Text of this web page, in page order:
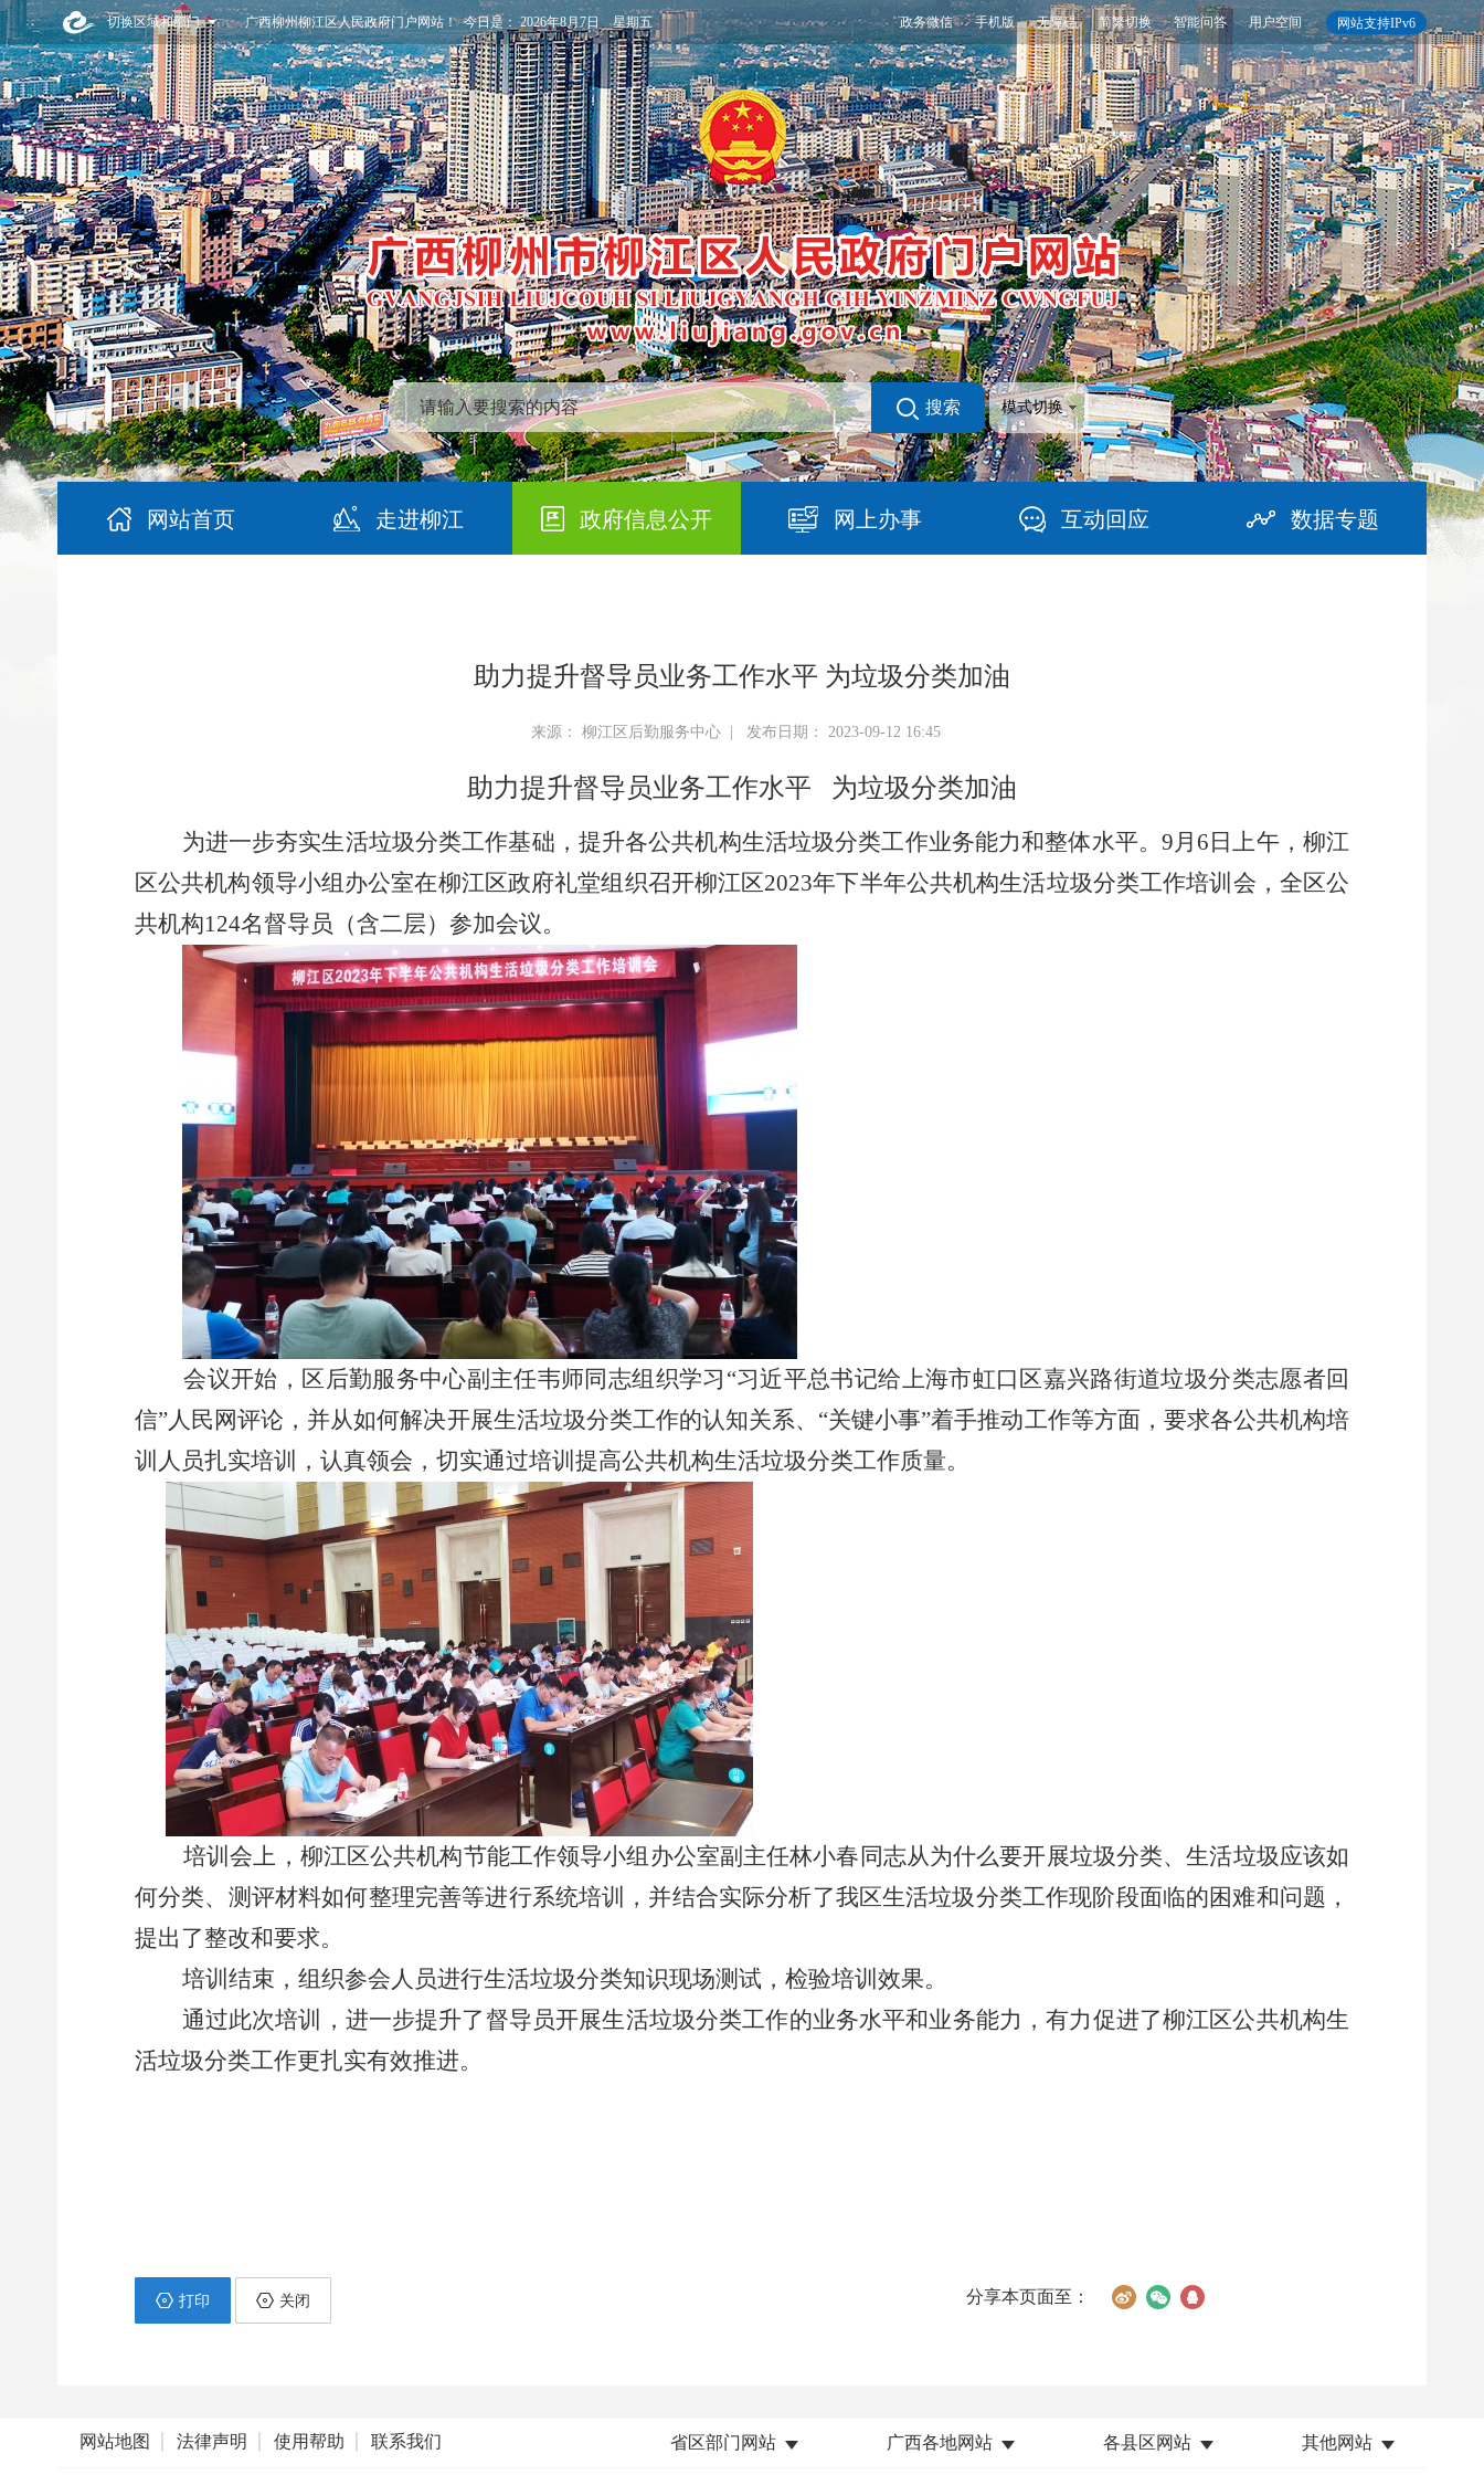
切换区域和部门 网站支持IPv6
政务微信 手机版 无障碍 简繁切换 智能问答 用户空间
广西柳州柳江区人民政府门户网站！ 今日是：2026年8月7日 星期五
搜索 模式切换
网站首页 走进柳江 政府信息公开 网上办事 互动回应 数据专题
助力提升督导员业务工作水平 为垃圾分类加油
来源： 柳江区后勤服务中心 | 发布日期： 2023-09-12 16:45
助力提升督导员业务工作水平 为垃圾分类加油
为进一步夯实生活垃圾分类工作基础，提升各公共机构生活垃圾分类工作业务能力和整体水平。9月6日上午，柳江
区公共机构领导小组办公室在柳江区政府礼堂组织召开柳江区2023年下半年公共机构生活垃圾分类工作培训会，全区公
共机构124名督导员（含二层）参加会议。
会议开始，区后勤服务中心副主任韦师同志组织学习“习近平总书记给上海市虹口区嘉兴路街道垃圾分类志愿者回
信”人民网评论，并从如何解决开展生活垃圾分类工作的认知关系、“关键小事”着手推动工作等方面，要求各公共机构培
训人员扎实培训，认真领会，切实通过培训提高公共机构生活垃圾分类工作质量。
培训会上，柳江区公共机构节能工作领导小组办公室副主任林小春同志从为什么要开展垃圾分类、生活垃圾应该如
何分类、测评材料如何整理完善等进行系统培训，并结合实际分析了我区生活垃圾分类工作现阶段面临的困难和问题，
提出了整改和要求。
培训结束，组织参会人员进行生活垃圾分类知识现场测试，检验培训效果。
通过此次培训，进一步提升了督导员开展生活垃圾分类工作的业务水平和业务能力，有力促进了柳江区公共机构生
活垃圾分类工作更扎实有效推进。
打印 关闭 分享本页面至：
网站地图 法律声明 使用帮助 联系我们 省区部门网站 广西各地网站 各县区网站 其他网站